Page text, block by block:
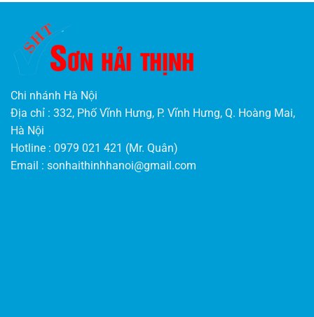
Chi nhánh Hà Nội
Địa chỉ : 332, Phố Vĩnh Hưng, P. Vĩnh Hưng, Q. Hoàng Mai,
Hà Nội
Hotline : 0979 021 421 (Mr. Quân)
Email : sonhaithinhhanoi@gmail.com